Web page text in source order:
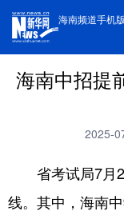
海南频道手机版
海南中招提
2025-
省考试局7月
线。其中，海南